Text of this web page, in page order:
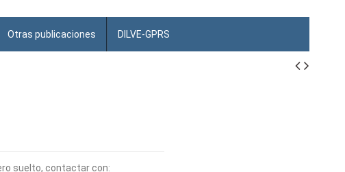
Otras publicaciones DILVE-GPRS